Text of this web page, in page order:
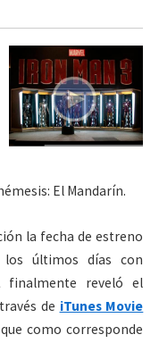
El Mandarín.
la fecha de estreno
últimos días con
finalmente reveló el
de iTunes Movie
como corresponde